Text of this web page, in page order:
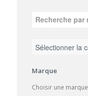
Marque
Choisir une marque